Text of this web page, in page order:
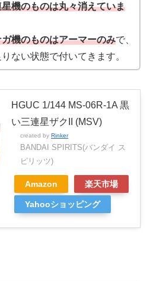
機のものは丸々消えていま
機のものはアーマーのみで、
ない状態で付いてきます。
HGUC 1/144 MS-06R-1A 黒
い三連星ザクII (MSV)
created by Rinker
BANDAI SPIRITS(バンダイ ス
ピリッツ)
Amazon 楽天市場
Yahooショッピング